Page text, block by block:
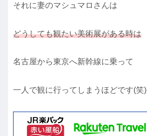
それに妻のマシュマロさんは
どうしても観たい美術展がある時は
名古屋から東京へ新幹線に乗って
一人で観に行ってしまうほどです(笑)